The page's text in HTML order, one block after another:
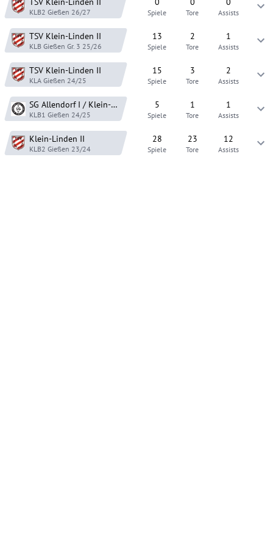
KLB2 Gießen 26/27 Spiele Tore Assists
TSV Klein-Linden II
KLB Gießen Gr. 3 25/26
13
Spiele
2
Tore
1
Assists
TSV Klein-Linden II
KLA Gießen 24/25
15
Spiele
3
Tore
2
Assists
SG Allendorf I / Klein-Linden III
KLB1 Gießen 24/25
5
Spiele
1
Tore
1
Assists
Klein-Linden II
KLB2 Gießen 23/24
28
Spiele
23
Tore
12
Assists